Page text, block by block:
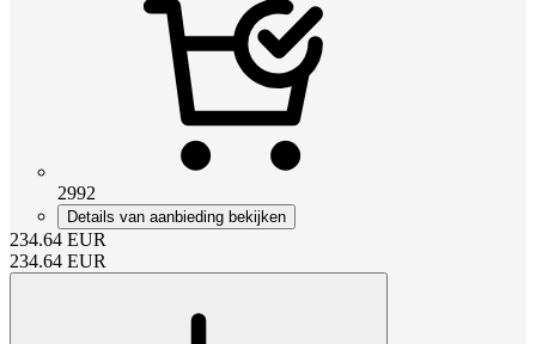
2992
Details van aanbieding bekijken
234.64 EUR
234.64 EUR